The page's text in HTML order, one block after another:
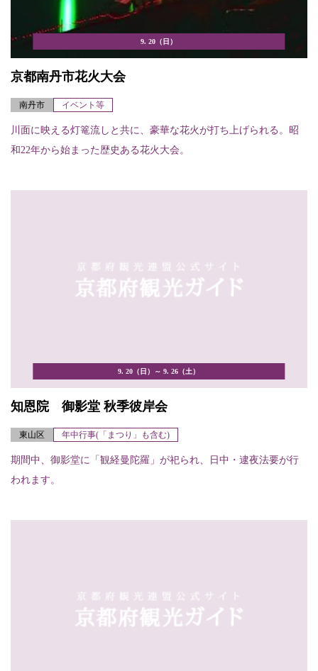
9. 20（日）
京都南丹市花火大会
南丹市 イベント等
川面に映える灯篭流しと共に、豪華な花火が打ち上げられる。昭
和22年から始まった歴史ある花火大会。
9. 20（日）～ 9. 26（土）
知恩院 御影堂 秋季彼岸会
東山区 年中行事(「まつり」も含む)
期間中、御影堂に「観経曼陀羅」が祀られ、日中・逮夜法要が行
われます。